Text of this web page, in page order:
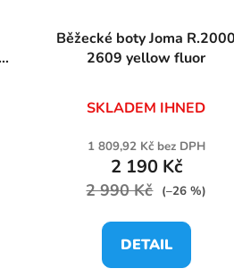
Běžecké boty Joma R.2000
2609 yellow fluor
SKLADEM IHNED
1 809,92 Kč bez DPH
2 190 Kč
2 990 Kč (–26 %)
DETAIL